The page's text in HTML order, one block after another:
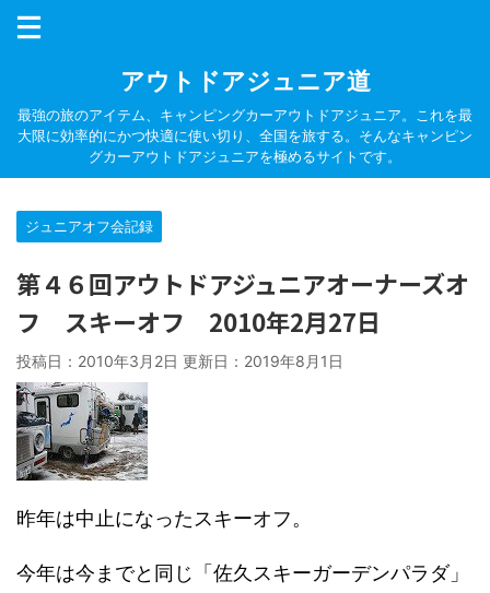
アウトドアジュニア道
最強の旅のアイテム、キャンピングカーアウトドアジュニア。これを最
大限に効率的にかつ快適に使い切り、全国を旅する。そんなキャンピン
グカーアウトドアジュニアを極めるサイトです。
ジュニアオフ会記録
第４６回アウトドアジュニアオーナーズオ
フ スキーオフ 2010年2月27日
投稿日：2010年3月2日 更新日： 2019年8月1日
昨年は中止になったスキーオフ。
今年は今までと同じ「佐久スキーガーデンパラダ」